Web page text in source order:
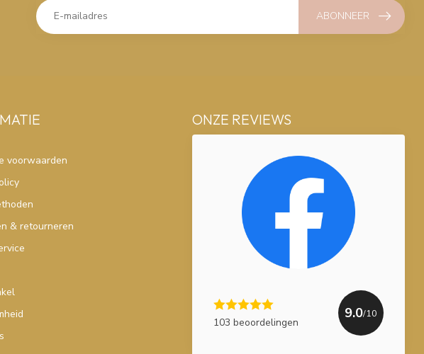
ABONNEER
voorwaarden
& retourneren
ONZE REVIEWS
103 beoordelingen
9.0/10